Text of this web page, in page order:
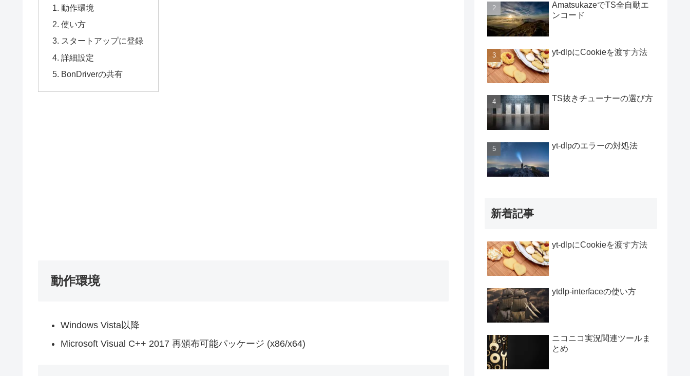
動作環境
使い方
スタートアップに登録
詳細設定
BonDriverの共有
動作環境
Windows Vista以降
Microsoft Visual C++ 2017 再頒布可能パッケージ (x86/x64)
AmatsukazeでTS全自動エ
ンコード
yt-dlpにCookieを渡す方法
TS抜きチューナーの選び方
yt-dlpのエラーの対処法
新着記事
yt-dlpにCookieを渡す方法
ytdlp-interfaceの使い方
ニコニコ実況関連ツールま
とめ